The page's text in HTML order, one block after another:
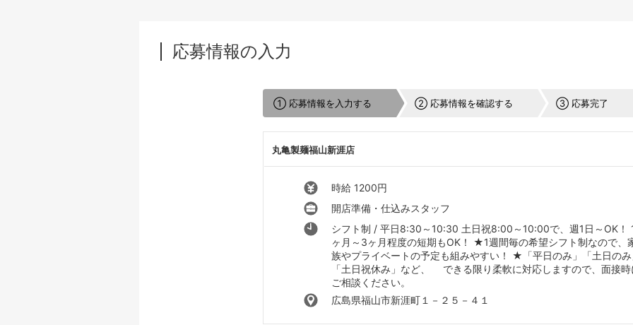
応募情報の入力
① 応募情報を入力する ② 応募情報を確認する ③ 応募完了
丸亀製麺福山新涯店
時給 1200円
開店準備・仕込みスタッフ
シフト制 / 平日8:30～10:30 土日祝8:00～10:00で、週1日～OK！
ヶ月～3ヶ月程度の短期もOK！ ★1週間毎の希望シフト制なので、
族やプライベートの予定も組みやすい！ ★「平日のみ」「土日の
「土日祝休み」など、 できる限り柔軟に対応しますので、面接時
ご相談ください。
広島県福山市新涯町１－２５－４１